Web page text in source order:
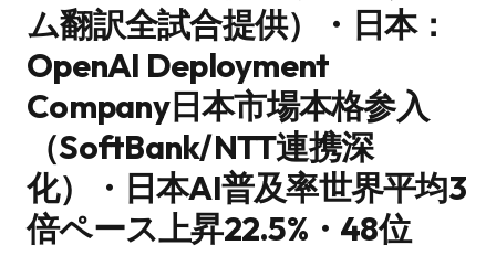
ム翻訳全試合提供）・日本：
OpenAI Deployment
Company日本市場本格参入
（SoftBank/NTT連携深
化）・日本AI普及率世界平均3
倍ペース上昇22.5%・48位